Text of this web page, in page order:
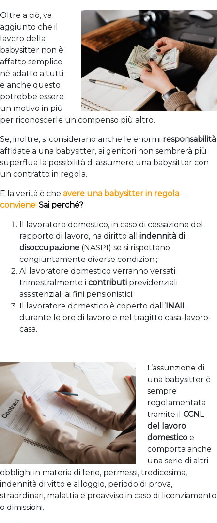
Oltre a ciò, va
aggiunto che il
lavoro della
babysitter non è
affatto semplice
né adatto a tutti
e anche questo
potrebbe essere
un motivo in più
per riconoscerle un compenso più altro.
Se, inoltre, si considerano anche le enormi responsabilità
affidate a una babysitter, ai genitori non sembrerà più
superflua la possibilità di assumere una babysitter con
un contratto in regola.
E la verità è che avere una babysitter in regola
conviene! Sai perché?
Il lavoratore domestico, in caso di cessazione del
rapporto di lavoro, ha diritto all’indennità di
disoccupazione (NASPI) se si rispettano
congiuntamente diverse condizioni;
Al lavoratore domestico verranno versati
trimestralmente i contributi previdenziali
assistenziali ai fini pensionistici;
Il lavoratore domestico è coperto dall’INAIL
durante le ore di lavoro e nel tragitto casa-lavoro-
casa.
L’assunzione di
una babysitter è
sempre
regolamentata
tramite il CCNL
del lavoro
domestico e
comporta anche
una serie di altri
obblighi in materia di ferie, permessi, tredicesima,
indennità di vitto e alloggio, periodo di prova,
straordinari, malattia e preavviso in caso di licenziamento
o dimissioni.